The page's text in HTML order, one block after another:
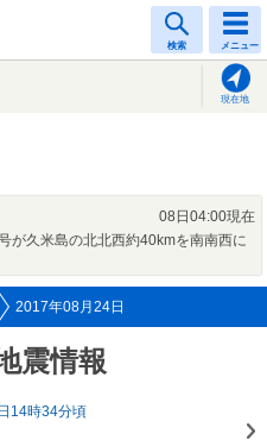
検索 メニュー
現在地
08日04:00現在
が久米島の北北西約40kmを南南西に
2017年08月24日
震情報
14時34分頃